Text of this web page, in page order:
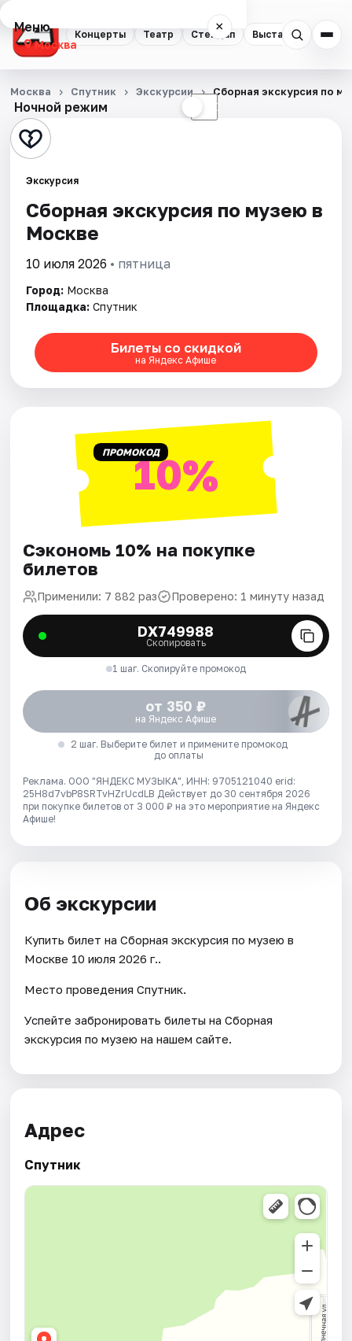
Концерты Театр Стендап Выставки
Меню ×
Москва
Концерты
Театр
Стендап
Квесты
Экскурсии
Спорт
События
Города
Ночной режим ☾
Москва Спутник Экскурсии Сборная экскурсия по
Экскурсия
Сборная экскурсия по музею в
Москве
10 июля 2026 • пятница
Город: Москва
Площадка: Спутник
Билеты со скидкой
на Яндекс Афише
ПРОМОКОД10%
Сэкономь 10% на покупке
билетов
Применили: 7 882 раз Проверено: 1 минуту назад
DX749988
Скопировать
1 шаг. Скопируйте промокод
от 350 ₽
на Яндекс Афише
2 шаг. Выберите билет и примените промокод
до оплаты
Реклама. ООО "ЯНДЕКС МУЗЫКА", ИНН: 9705121040 erid:
25H8d7vbP8SRTvHZrUcdLB Действует до 30 сентября 2026
при покупке билетов от 3 000 ₽ на это мероприятие на Яндекс
Афише!
Об экскурсии
Купить билет на Сборная экскурсия по музею в
Москве 10 июля 2026 г..
Место проведения Спутник.
Успейте забронировать билеты на Сборная
экскурсия по музею на нашем сайте.
Адрес
Спутник